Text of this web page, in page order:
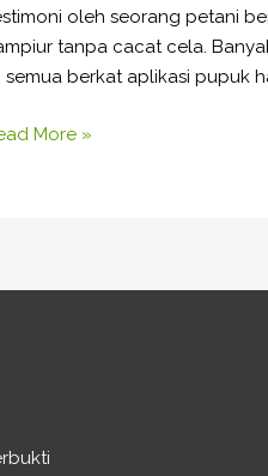
oleh seorang petani
tanpa cacat cela.
semua berkat aplikasi pupuk
More »